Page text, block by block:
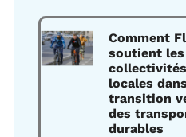
Comment
soutient les
collectivités
locales
transition
des
durables